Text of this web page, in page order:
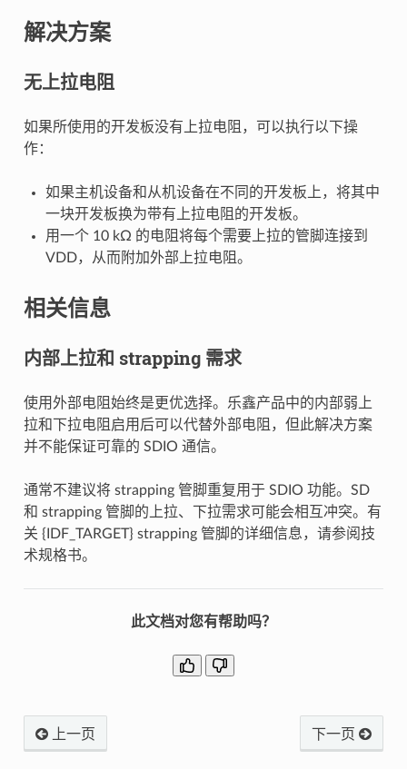
解决方案
无上拉电阻
如果所使用的开发板没有上拉电阻，可以执行以下操
作：
如果主机设备和从机设备在不同的开发板上，将其中
一块开发板换为带有上拉电阻的开发板。
用一个 10 kΩ 的电阻将每个需要上拉的管脚连接到
VDD，从而附加外部上拉电阻。
相关信息
内部上拉和 strapping 需求
使用外部电阻始终是更优选择。乐鑫产品中的内部弱上
拉和下拉电阻启用后可以代替外部电阻，但此解决方案
并不能保证可靠的 SDIO 通信。
通常不建议将 strapping 管脚重复用于 SDIO 功能。SD
和 strapping 管脚的上拉、下拉需求可能会相互冲突。有
关 {IDF_TARGET} strapping 管脚的详细信息，请参阅技
术规格书。
此文档对您有帮助吗？
上一页 下一页